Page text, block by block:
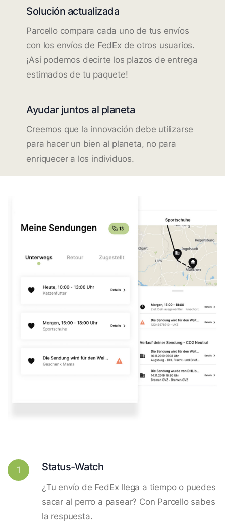
Solución actualizada
Parcello compara cada uno de tus envíos
con los envíos de FedEx de otros usuarios.
¡Así podemos decirte los plazos de entrega
estimados de tu paquete!
Ayudar juntos al planeta
Creemos que la innovación debe utilizarse
para hacer un bien al planeta, no para
enriquecer a los individuos.
1 Status-Watch
¿Tu envío de FedEx llega a tiempo o puedes
sacar al perro a pasear? Con Parcello sabes
la respuesta.